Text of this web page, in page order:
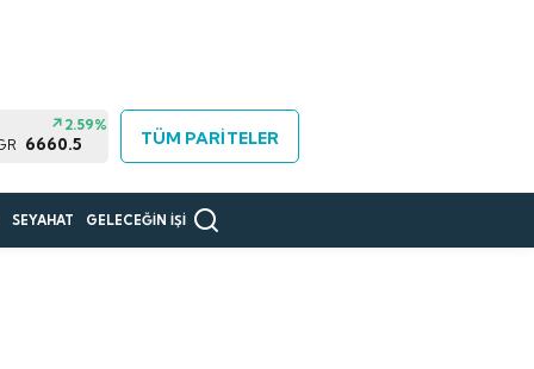
6660.5
2.59%
TÜM PARİTELER
SEYAHAT GELECEĞİN İŞİ